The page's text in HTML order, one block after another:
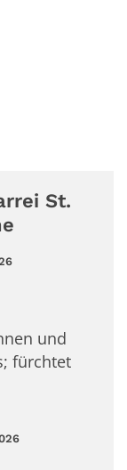
St.
:
und
fürchtet
: